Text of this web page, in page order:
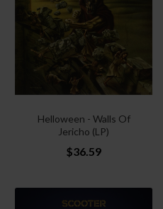
Helloween - Walls Of
Jericho (LP)
$36.59